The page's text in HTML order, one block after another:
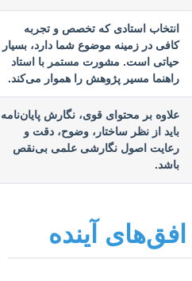
انتخاب استادی که تخصص و تجربه
کافی در زمینه موضوع شما دارد، بسیار
حیاتی است. مشورت مستمر با استاد
راهنما مسیر پژوهش را هموار می‌کند.
علاوه بر محتوای قوی، نگارش پایان‌نامه
باید از نظر ساختار، وضوح، دقت و
رعایت اصول نگارشی علمی بی‌نقص
باشد.